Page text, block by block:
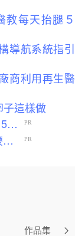
教每天抬腿５
導航系統指引
商利用再生醫
這樣做
作品集